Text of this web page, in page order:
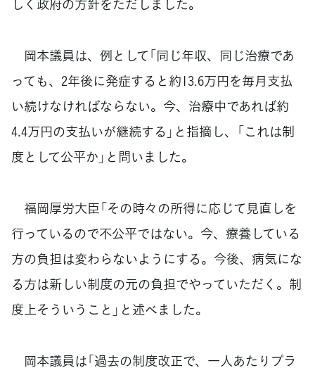
しく政府の方針をただしました。
岡本議員は、例として「同じ年収、同じ治療であ
っても、2年後に発症すると約13.6万円を毎月支払
い続けなければならない。今、治療中であれば約
4.4万円の支払いが継続する」と指摘し、「これは制
度として公平か」と問いました。
福岡厚労大臣「その時々の所得に応じて見直しを
行っているので不公平ではない。今、療養している
方の負担は変わらないようにする。今後、病気にな
る方は新しい制度の元の負担でやっていただく。制
度上そういうこと」と述べました。
岡本議員は「過去の制度改正で、一人あたりプラ